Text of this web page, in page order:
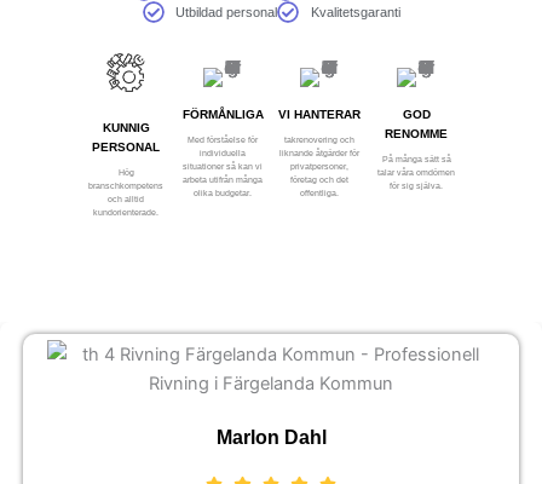
Utbildad personal
Kvalitetsgaranti
KUNNIG
PERSONAL
Hög
branschkompetens
och alltid
kundorienterade.
FÖRMÅNLIGA
Med förståelse för
individuella
situationer så kan vi
arbeta utifrån många
olika budgetar.
VI HANTERAR
takrenovering och
liknande åtgärder för
privatpersoner,
företag och det
offentliga.
GOD
RENOMME
På många sätt så
talar våra omdömen
för sig själva.
Marlon Dahl